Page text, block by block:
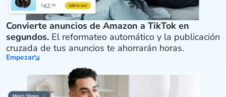
Convierte anuncios de Amazon a TikTok en
segundos. El reformateo automático y la publicación
cruzada de tus anuncios te ahorrarán horas.
Empezar